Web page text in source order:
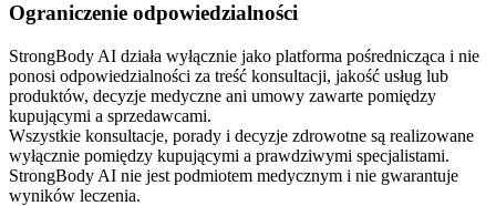
Ograniczenie odpowiedzialności
StrongBody AI działa wyłącznie jako platforma pośrednicząca i nie
ponosi odpowiedzialności za treść konsultacji, jakość usług lub
produktów, decyzje medyczne ani umowy zawarte pomiędzy
kupującymi a sprzedawcami.
Wszystkie konsultacje, porady i decyzje zdrowotne są realizowane
wyłącznie pomiędzy kupującymi a prawdziwymi specjalistami.
StrongBody AI nie jest podmiotem medycznym i nie gwarantuje
wyników leczenia.